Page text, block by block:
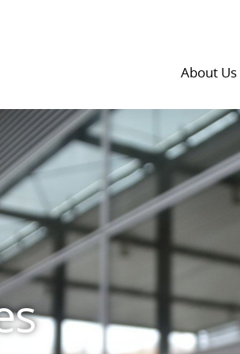
About Us